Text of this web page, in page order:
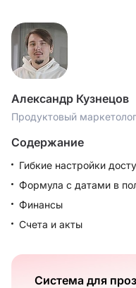
Александр Кузнецов
Продуктовый маркетолог
Содержание
Гибкие настройки
Формула с датами в
Финансы
Счета и акты
Система для